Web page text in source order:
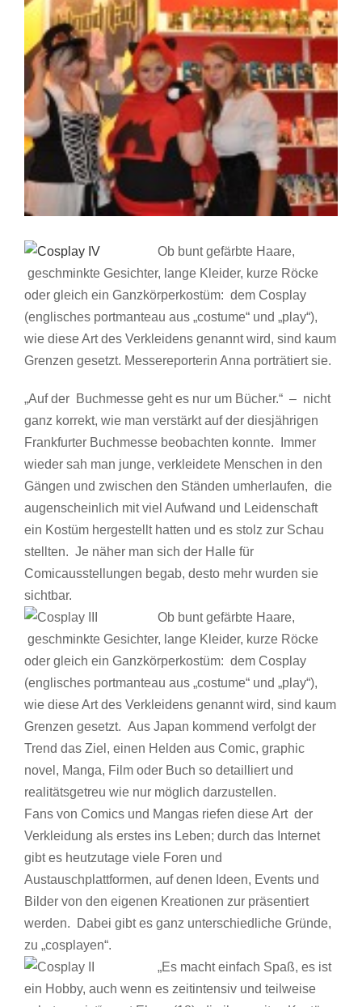
Ob bunt gefärbte Haare,
geschminkte Gesichter, lange Kleider, kurze Röcke
oder gleich ein Ganzkörperkostüm: dem Cosplay
(englisches portmanteau aus „costume“ und „play“),
wie diese Art des Verkleidens genannt wird, sind kaum
Grenzen gesetzt. Messereporterin Anna porträtiert sie.
„Auf der Buchmesse geht es nur um Bücher.“ – nicht
ganz korrekt, wie man verstärkt auf der diesjährigen
Frankfurter Buchmesse beobachten konnte. Immer
wieder sah man junge, verkleidete Menschen in den
Gängen und zwischen den Ständen umherlaufen, die
augenscheinlich mit viel Aufwand und Leidenschaft
ein Kostüm hergestellt hatten und es stolz zur Schau
stellten. Je näher man sich der Halle für
Comicausstellungen begab, desto mehr wurden sie
sichtbar.
Ob bunt gefärbte Haare,
geschminkte Gesichter, lange Kleider, kurze Röcke
oder gleich ein Ganzkörperkostüm: dem Cosplay
(englisches portmanteau aus „costume“ und „play“),
wie diese Art des Verkleidens genannt wird, sind kaum
Grenzen gesetzt. Aus Japan kommend verfolgt der
Trend das Ziel, einen Helden aus Comic, graphic
novel, Manga, Film oder Buch so detailliert und
realitätsgetreu wie nur möglich darzustellen.
Fans von Comics und Mangas riefen diese Art der
Verkleidung als erstes ins Leben; durch das Internet
gibt es heutzutage viele Foren und
Austauschplattformen, auf denen Ideen, Events und
Bilder von den eigenen Kreationen zur präsentiert
werden. Dabei gibt es ganz unterschiedliche Gründe,
zu „cosplayen“.
„Es macht einfach Spaß, es ist
ein Hobby, auch wenn es zeitintensiv und teilweise